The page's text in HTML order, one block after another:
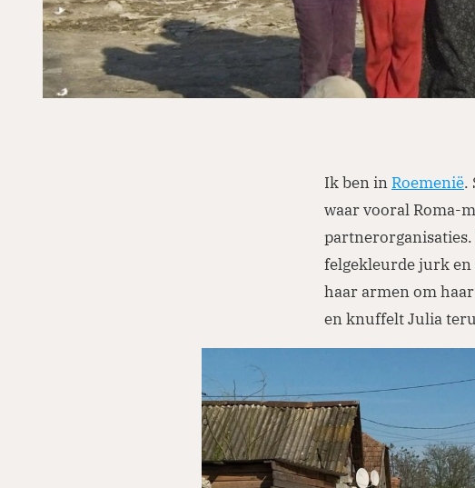
Ik ben in Roemenië.
waar vooral Roma-
felgekleurde jurk en
haar armen om
en knuffelt Julia